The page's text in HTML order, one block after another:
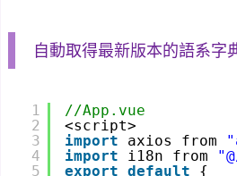
自動取得最新版本的語系字
1
2
3
4
5
//App.vue
<script>
import
axios from
import
i18n from
export default
{